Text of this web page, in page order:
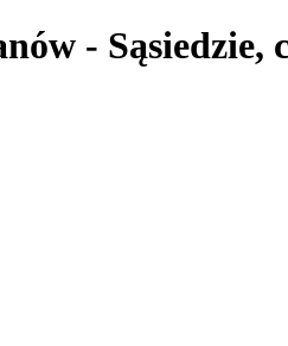
- Sąsiedzie,